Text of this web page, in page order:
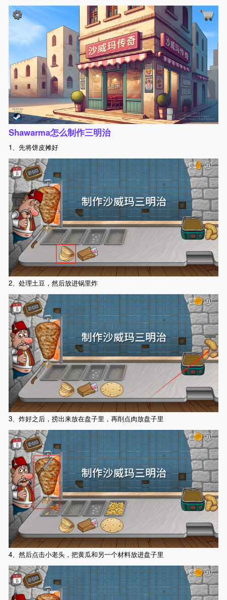
Shawarma怎么制作三明治
1、先将饼皮摊好
2、处理土豆，然后放进锅里炸
3、炸好之后，捞出来放在盘子里，再削点肉放盘子里
4、然后点击小老头，把黄瓜和另一个材料放进盘子里